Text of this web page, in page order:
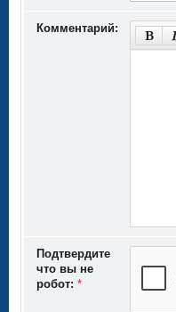
Комментарий:
Подтвердите
что вы не
робот: *